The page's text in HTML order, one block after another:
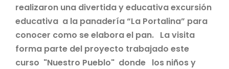
realizaron una divertida y educativa excursión
educativa a la panadería “La Portalina” para
conocer como se elabora el pan. La visita
forma parte del proyecto trabajado este
curso "Nuestro Pueblo" donde los niños y